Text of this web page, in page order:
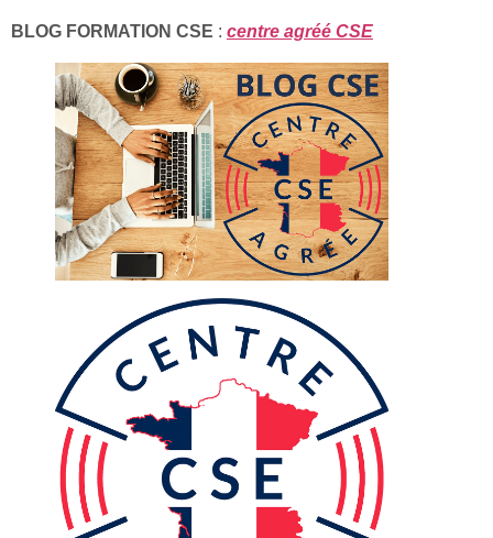
BLOG FORMATION CSE : centre agréé CSE